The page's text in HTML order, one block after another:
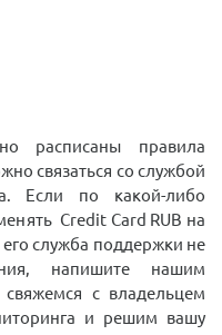
расписаны правила
связаться со службой
Если по какой-либо
Credit Card RUB на
служба поддержки не
напишите нашим
с владельцем
и решим вашу